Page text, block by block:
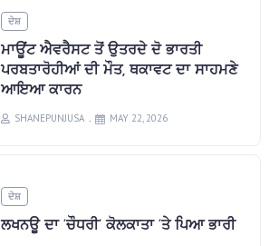
ਦੇਸ਼
ਮਾਊਂਟ ਐਵਰੈਸਟ ਤੋਂ ਉਤਰਦੇ ਦੋ ਭਾਰਤੀ
ਪਰਬਤਾਰੋਹੀਆਂ ਦੀ ਮੌਤ, ਥਕਾਵਟ ਦਾ ਸਾਹਮਣੇ
ਆਇਆ ਕਾਰਨ
SHANEPUNJUSA MAY 22, 2026
ਦੇਸ਼
ਲਖਨਊ ਦਾ ‘ਚੌਧਰੀ’ ਕੋਲਕਾਤਾ ‘ਤੇ ਪਿਆ ਭਾਰੀ